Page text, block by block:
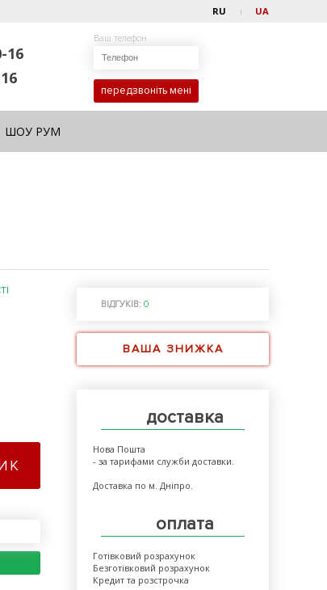
RU UA
16
Ваш телефон
передзвоніть мені
ШОУ РУМ
ВІДГУКІВ: 0
ВАША ЗНИЖКА
доставка
Нова Пошта
- за тарифами служби доставки.
Доставка по м. Дніпро.
оплата
Готівковий розрахунок
Безготівковий розрахунок
Кредит та розстрочка